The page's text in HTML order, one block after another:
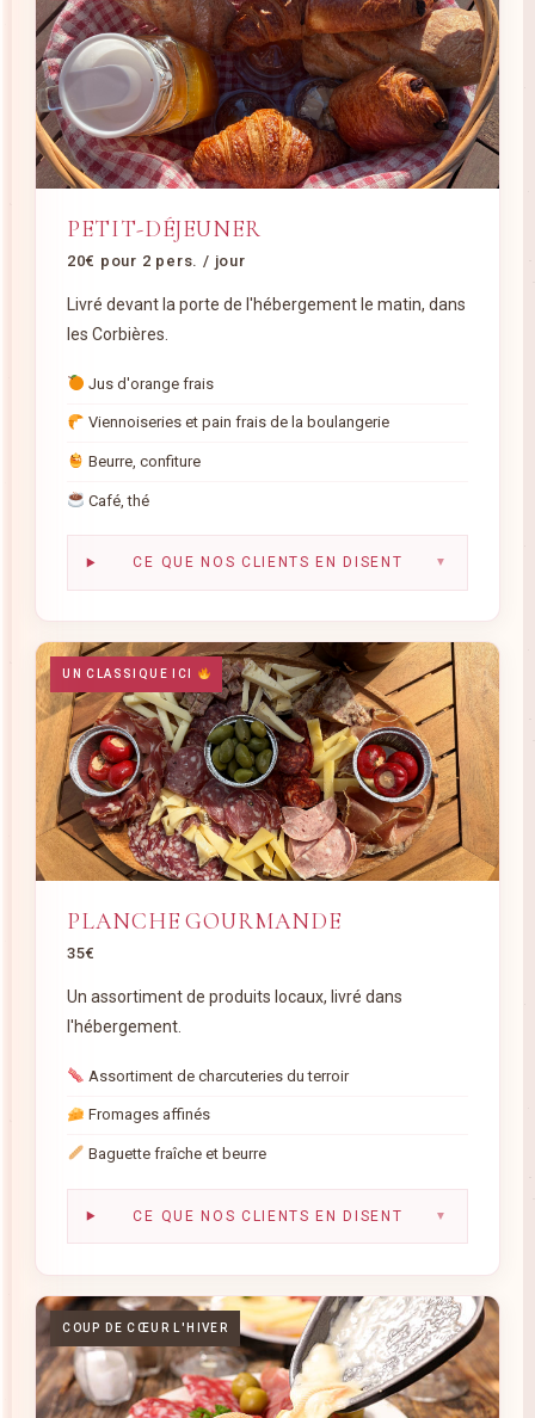
PETIT-DÉJEUNER
20€ pour 2 pers. / jour
Livré devant la porte de l'hébergement le matin, dans
les Corbières.
Jus d'orange frais
Viennoiseries et pain frais de la boulangerie
Beurre, confiture
Café, thé
CE QUE NOS CLIENTS EN DISENT ▼
UN CLASSIQUE ICI
PLANCHE GOURMANDE
35€
Un assortiment de produits locaux, livré dans
l'hébergement.
Assortiment de charcuteries du terroir
Fromages affinés
Baguette fraîche et beurre
CE QUE NOS CLIENTS EN DISENT ▼
COUP DE CŒUR L'HIVER